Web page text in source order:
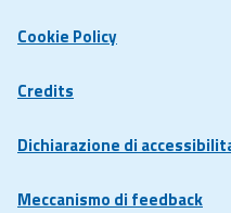
Cookie Policy
Credits
Dichiarazione di
Meccanismo di feedback